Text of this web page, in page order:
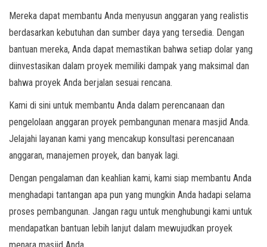
Mereka dapat membantu Anda menyusun anggaran yang realistis
berdasarkan kebutuhan dan sumber daya yang tersedia. Dengan
bantuan mereka, Anda dapat memastikan bahwa setiap dolar yang
diinvestasikan dalam proyek memiliki dampak yang maksimal dan
bahwa proyek Anda berjalan sesuai rencana.
Kami di sini untuk membantu Anda dalam perencanaan dan
pengelolaan anggaran proyek pembangunan menara masjid Anda.
Jelajahi layanan kami yang mencakup konsultasi perencanaan
anggaran, manajemen proyek, dan banyak lagi.
Dengan pengalaman dan keahlian kami, kami siap membantu Anda
menghadapi tantangan apa pun yang mungkin Anda hadapi selama
proses pembangunan. Jangan ragu untuk menghubungi kami untuk
mendapatkan bantuan lebih lanjut dalam mewujudkan proyek